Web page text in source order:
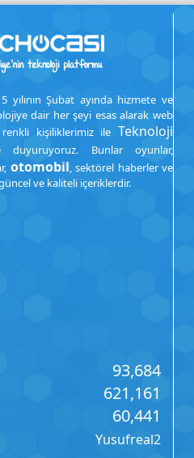
yılının Şubat ayında hizmete ve
dair her şeyi esas alarak web
renkli kişiliklerimiz ile Teknoloji
duyuruyoruz. Bunlar oyunlar,
otomobil, sektörel haberler ve
ve kaliteli içeriklerdir.
93,684
621,161
60,441
Yusufreal2